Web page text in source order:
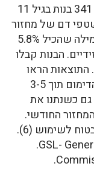
קליני נערך ברומניה. השתתפו בו 341 בנות בגיל 11
דם של מחזור
חודשי. השתמשו במיצוי נוזלי של אלכמילה שהכיל 5.8%
הבנות קבלו
פעמים ביום. התוצאות הראו
הפחתה של שטפי דם חזקים, ועצירת הדימום תוך 3-5
כשנתנו את
הופעת המחזור החודשי.
לא הופיעו תופעות לוואי, והצמח נראה בטוח לשימוש (6).
תקן בינלאומי: בארה"ב GSL- General Sale List (7).